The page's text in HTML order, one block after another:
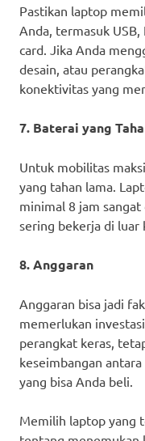
Pastikan laptop
Anda, termasuk
card. Jika Anda
desain, atau
konektivitas yang
7. Baterai yang
Untuk mobilitas
yang tahan lama.
minimal 8 jam
sering bekerja di luar
8. Anggaran
Anggaran bisa jadi
memerlukan
perangkat keras,
keseimbangan
yang bisa Anda beli.
Memilih laptop yang